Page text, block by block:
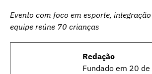
Evento com foco em esporte,
equipe reúne 70 crianças
Redação
Fundado em 20